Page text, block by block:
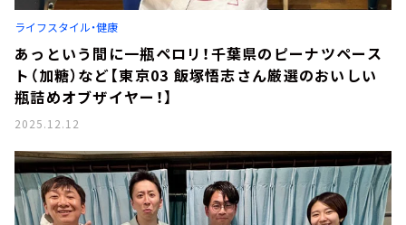
お知らせ
イベント・グッズ
YouTube
会社情報
ライフスタイル・健康
あっという間に一瓶ペロリ！千葉県のピーナツペース
ト（加糖）など【東京03 飯塚悟志さん厳選のおいしい
瓶詰めオブザイヤー！】
2025.12.12